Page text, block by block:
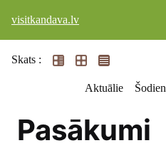
visitkandava.lv
Skats :
Aktuālie Šodien
Pasākumi